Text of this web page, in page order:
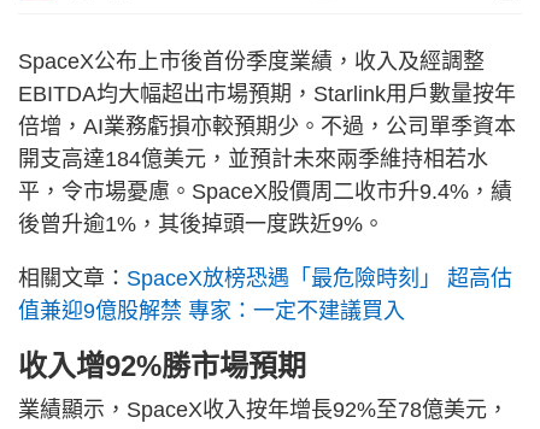
SpaceX公布上市後首份季度業績，收入及經調整
EBITDA均大幅超出市場預期，Starlink用戶數量按年
倍增，AI業務虧損亦較預期少。不過，公司單季資本
開支高達184億美元，並預計未來兩季維持相若水
平，令市場憂慮。SpaceX股價周二收市升9.4%，績
後曾升逾1%，其後掉頭一度跌近9%。
相關文章： SpaceX放榜恐遇「最危險時刻」 超高估
值兼迎9億股解禁 專家：一定不建議買入
收入增92%勝市場預期
業績顯示，SpaceX收入按年增長92%至78億美元，